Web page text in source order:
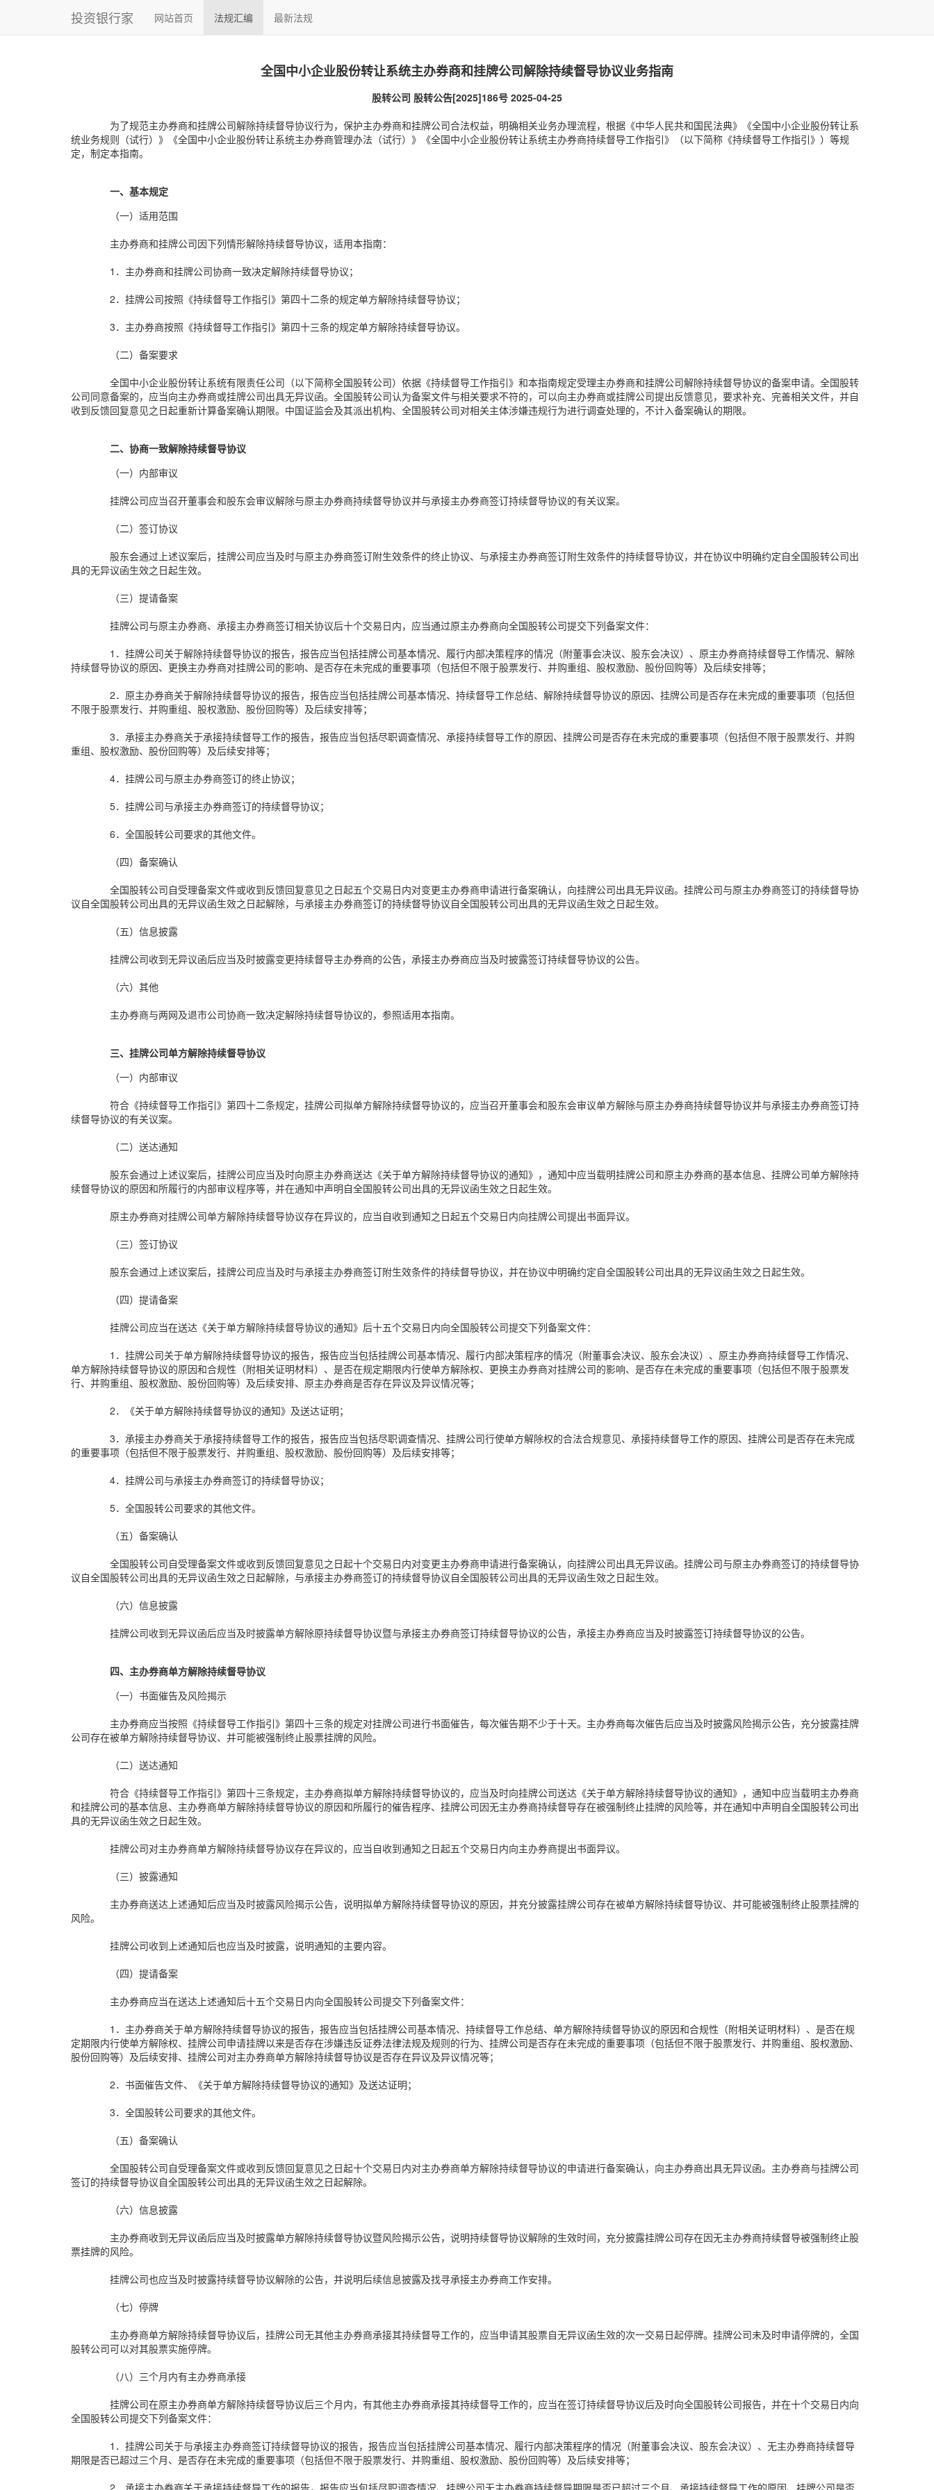
投资银行家 网站首页 法规汇编 最新法规
全国中小企业股份转让系统主办券商和挂牌公司解除持续督导协议业务指南
股转公司 股转公告[2025]186号 2025-04-25
为了规范主办券商和挂牌公司解除持续督导协议行为，保护主办券商和挂牌公司合法权益，明确相关业务办理流程，根据《中华人民共和国民法典》《全国中小企业股份转让系
统业务规则（试行）》《全国中小企业股份转让系统主办券商管理办法（试行）》《全国中小企业股份转让系统主办券商持续督导工作指引》（以下简称《持续督导工作指引》）等规
定，制定本指南。
一、基本规定
（一）适用范围
主办券商和挂牌公司因下列情形解除持续督导协议，适用本指南：
1．主办券商和挂牌公司协商一致决定解除持续督导协议；
2．挂牌公司按照《持续督导工作指引》第四十二条的规定单方解除持续督导协议；
3．主办券商按照《持续督导工作指引》第四十三条的规定单方解除持续督导协议。
（二）备案要求
全国中小企业股份转让系统有限责任公司（以下简称全国股转公司）依据《持续督导工作指引》和本指南规定受理主办券商和挂牌公司解除持续督导协议的备案申请。全国股转
公司同意备案的，应当向主办券商或挂牌公司出具无异议函。全国股转公司认为备案文件与相关要求不符的，可以向主办券商或挂牌公司提出反馈意见，要求补充、完善相关文件，并自
收到反馈回复意见之日起重新计算备案确认期限。中国证监会及其派出机构、全国股转公司对相关主体涉嫌违规行为进行调查处理的，不计入备案确认的期限。
二、协商一致解除持续督导协议
（一）内部审议
挂牌公司应当召开董事会和股东会审议解除与原主办券商持续督导协议并与承接主办券商签订持续督导协议的有关议案。
（二）签订协议
股东会通过上述议案后，挂牌公司应当及时与原主办券商签订附生效条件的终止协议、与承接主办券商签订附生效条件的持续督导协议，并在协议中明确约定自全国股转公司出
具的无异议函生效之日起生效。
（三）提请备案
挂牌公司与原主办券商、承接主办券商签订相关协议后十个交易日内，应当通过原主办券商向全国股转公司提交下列备案文件：
1．挂牌公司关于解除持续督导协议的报告，报告应当包括挂牌公司基本情况、履行内部决策程序的情况（附董事会决议、股东会决议）、原主办券商持续督导工作情况、解除
持续督导协议的原因、更换主办券商对挂牌公司的影响、是否存在未完成的重要事项（包括但不限于股票发行、并购重组、股权激励、股份回购等）及后续安排等；
2．原主办券商关于解除持续督导协议的报告，报告应当包括挂牌公司基本情况、持续督导工作总结、解除持续督导协议的原因、挂牌公司是否存在未完成的重要事项（包括但
不限于股票发行、并购重组、股权激励、股份回购等）及后续安排等；
3．承接主办券商关于承接持续督导工作的报告，报告应当包括尽职调查情况、承接持续督导工作的原因、挂牌公司是否存在未完成的重要事项（包括但不限于股票发行、并购
重组、股权激励、股份回购等）及后续安排等；
4．挂牌公司与原主办券商签订的终止协议；
5．挂牌公司与承接主办券商签订的持续督导协议；
6．全国股转公司要求的其他文件。
（四）备案确认
全国股转公司自受理备案文件或收到反馈回复意见之日起五个交易日内对变更主办券商申请进行备案确认，向挂牌公司出具无异议函。挂牌公司与原主办券商签订的持续督导协
议自全国股转公司出具的无异议函生效之日起解除，与承接主办券商签订的持续督导协议自全国股转公司出具的无异议函生效之日起生效。
（五）信息披露
挂牌公司收到无异议函后应当及时披露变更持续督导主办券商的公告，承接主办券商应当及时披露签订持续督导协议的公告。
（六）其他
主办券商与两网及退市公司协商一致决定解除持续督导协议的，参照适用本指南。
三、挂牌公司单方解除持续督导协议
（一）内部审议
符合《持续督导工作指引》第四十二条规定，挂牌公司拟单方解除持续督导协议的，应当召开董事会和股东会审议单方解除与原主办券商持续督导协议并与承接主办券商签订持
续督导协议的有关议案。
（二）送达通知
股东会通过上述议案后，挂牌公司应当及时向原主办券商送达《关于单方解除持续督导协议的通知》，通知中应当载明挂牌公司和原主办券商的基本信息、挂牌公司单方解除持
续督导协议的原因和所履行的内部审议程序等，并在通知中声明自全国股转公司出具的无异议函生效之日起生效。
原主办券商对挂牌公司单方解除持续督导协议存在异议的，应当自收到通知之日起五个交易日内向挂牌公司提出书面异议。
（三）签订协议
股东会通过上述议案后，挂牌公司应当及时与承接主办券商签订附生效条件的持续督导协议，并在协议中明确约定自全国股转公司出具的无异议函生效之日起生效。
（四）提请备案
挂牌公司应当在送达《关于单方解除持续督导协议的通知》后十五个交易日内向全国股转公司提交下列备案文件：
1．挂牌公司关于单方解除持续督导协议的报告，报告应当包括挂牌公司基本情况、履行内部决策程序的情况（附董事会决议、股东会决议）、原主办券商持续督导工作情况、
单方解除持续督导协议的原因和合规性（附相关证明材料）、是否在规定期限内行使单方解除权、更换主办券商对挂牌公司的影响、是否存在未完成的重要事项（包括但不限于股票发
行、并购重组、股权激励、股份回购等）及后续安排、原主办券商是否存在异议及异议情况等；
2．《关于单方解除持续督导协议的通知》及送达证明；
3．承接主办券商关于承接持续督导工作的报告，报告应当包括尽职调查情况、挂牌公司行使单方解除权的合法合规意见、承接持续督导工作的原因、挂牌公司是否存在未完成
的重要事项（包括但不限于股票发行、并购重组、股权激励、股份回购等）及后续安排等；
4．挂牌公司与承接主办券商签订的持续督导协议；
5．全国股转公司要求的其他文件。
（五）备案确认
全国股转公司自受理备案文件或收到反馈回复意见之日起十个交易日内对变更主办券商申请进行备案确认，向挂牌公司出具无异议函。挂牌公司与原主办券商签订的持续督导协
议自全国股转公司出具的无异议函生效之日起解除，与承接主办券商签订的持续督导协议自全国股转公司出具的无异议函生效之日起生效。
（六）信息披露
挂牌公司收到无异议函后应当及时披露单方解除原持续督导协议暨与承接主办券商签订持续督导协议的公告，承接主办券商应当及时披露签订持续督导协议的公告。
四、主办券商单方解除持续督导协议
（一）书面催告及风险揭示
主办券商应当按照《持续督导工作指引》第四十三条的规定对挂牌公司进行书面催告，每次催告期不少于十天。主办券商每次催告后应当及时披露风险揭示公告，充分披露挂牌
公司存在被单方解除持续督导协议、并可能被强制终止股票挂牌的风险。
（二）送达通知
符合《持续督导工作指引》第四十三条规定，主办券商拟单方解除持续督导协议的，应当及时向挂牌公司送达《关于单方解除持续督导协议的通知》，通知中应当载明主办券商
和挂牌公司的基本信息、主办券商单方解除持续督导协议的原因和所履行的催告程序、挂牌公司因无主办券商持续督导存在被强制终止挂牌的风险等，并在通知中声明自全国股转公司出
具的无异议函生效之日起生效。
挂牌公司对主办券商单方解除持续督导协议存在异议的，应当自收到通知之日起五个交易日内向主办券商提出书面异议。
（三）披露通知
主办券商送达上述通知后应当及时披露风险揭示公告，说明拟单方解除持续督导协议的原因，并充分披露挂牌公司存在被单方解除持续督导协议、并可能被强制终止股票挂牌的
风险。
挂牌公司收到上述通知后也应当及时披露，说明通知的主要内容。
（四）提请备案
主办券商应当在送达上述通知后十五个交易日内向全国股转公司提交下列备案文件：
1．主办券商关于单方解除持续督导协议的报告，报告应当包括挂牌公司基本情况、持续督导工作总结、单方解除持续督导协议的原因和合规性（附相关证明材料）、是否在规
定期限内行使单方解除权、挂牌公司申请挂牌以来是否存在涉嫌违反证券法律法规及规则的行为、挂牌公司是否存在未完成的重要事项（包括但不限于股票发行、并购重组、股权激励、
股份回购等）及后续安排、挂牌公司对主办券商单方解除持续督导协议是否存在异议及异议情况等；
2．书面催告文件、《关于单方解除持续督导协议的通知》及送达证明；
3．全国股转公司要求的其他文件。
（五）备案确认
全国股转公司自受理备案文件或收到反馈回复意见之日起十个交易日内对主办券商单方解除持续督导协议的申请进行备案确认，向主办券商出具无异议函。主办券商与挂牌公司
签订的持续督导协议自全国股转公司出具的无异议函生效之日起解除。
（六）信息披露
主办券商收到无异议函后应当及时披露单方解除持续督导协议暨风险揭示公告，说明持续督导协议解除的生效时间，充分披露挂牌公司存在因无主办券商持续督导被强制终止股
票挂牌的风险。
挂牌公司也应当及时披露持续督导协议解除的公告，并说明后续信息披露及找寻承接主办券商工作安排。
（七）停牌
主办券商单方解除持续督导协议后，挂牌公司无其他主办券商承接其持续督导工作的，应当申请其股票自无异议函生效的次一交易日起停牌。挂牌公司未及时申请停牌的，全国
股转公司可以对其股票实施停牌。
（八）三个月内有主办券商承接
挂牌公司在原主办券商单方解除持续督导协议后三个月内，有其他主办券商承接其持续督导工作的，应当在签订持续督导协议后及时向全国股转公司报告，并在十个交易日内向
全国股转公司提交下列备案文件：
1．挂牌公司关于与承接主办券商签订持续督导协议的报告，报告应当包括挂牌公司基本情况、履行内部决策程序的情况（附董事会决议、股东会决议）、无主办券商持续督导
期限是否已超过三个月、是否存在未完成的重要事项（包括但不限于股票发行、并购重组、股权激励、股份回购等）及后续安排等；
2．承接主办券商关于承接持续督导工作的报告，报告应当包括尽职调查情况、挂牌公司无主办券商持续督导期限是否已超过三个月、承接持续督导工作的原因、挂牌公司是否